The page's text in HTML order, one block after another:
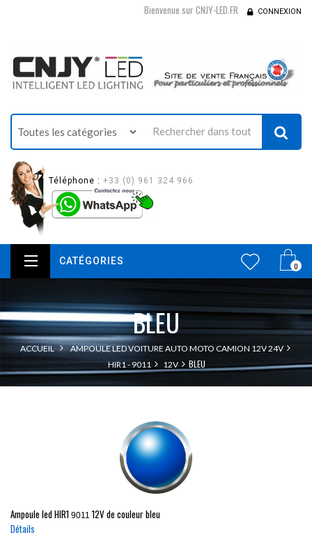
Bienvenue sur CNJY-LED.FR CONNEXION
Téléphone : +33 (0) 961 324 966
0
CATÉGORIES
BLEU
ACCUEIL
AMPOULE LED VOITURE AUTO MOTO CAMION 12V 24V
HIR1 - 9011
12V BLEU
Ampoule ledHIR1 9011 12V de couleur bleu
Détails